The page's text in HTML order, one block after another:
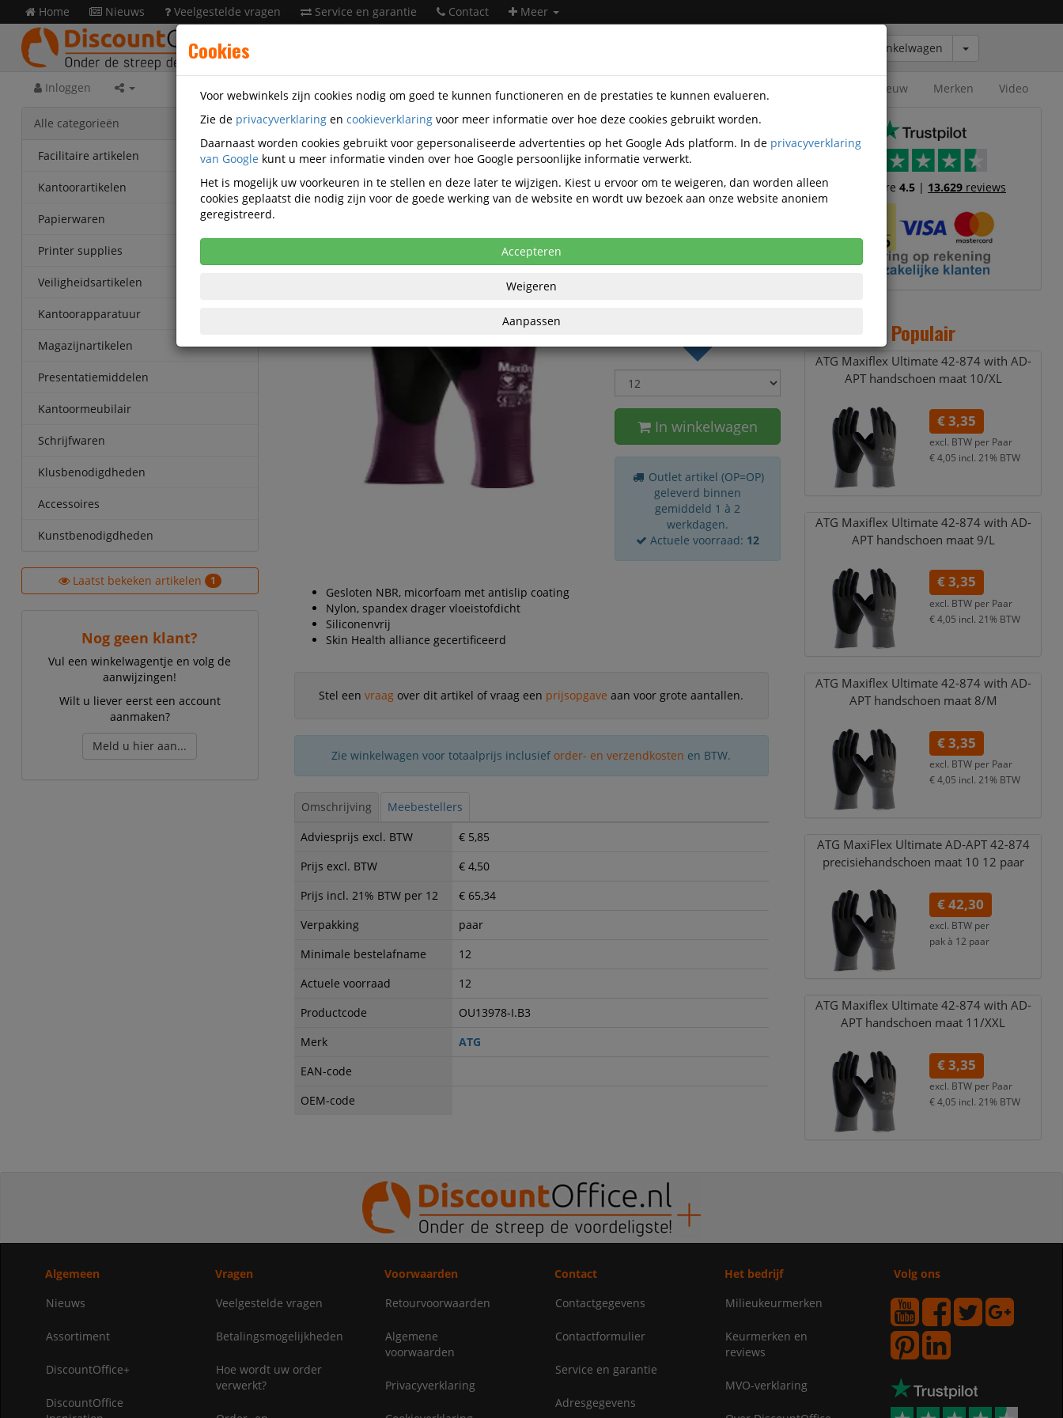
Winkelwagen
Home Nieuws Veelgestelde vragen Service en garantie Contact Meer
Inloggen Nieuw Merken Video
Alle categorieën
Facilitaire artikelen
Kantoorartikelen
Papierwaren
Printer supplies
Veiligheidsartikelen
Kantoorapparatuur
Magazijnartikelen
Presentatiemiddelen
Kantoormeubilair
Schrijfwaren
Klusbenodigdheden
Accessoires
Kunstbenodigdheden
Laatst bekeken artikelen 1
Nog geen klant?
Vul een winkelwagentje en volg de
aanwijzingen!
Wilt u liever eerst een account
aanmaken?
Meld u hier aan...
Veiligheidsartikelen Werkhandschoenen Monteurshandschoenen
ATG
OU13978-I.B3
OUTLET ATG MaxiDry 56-426 handschoen - 11
€ 4,50
In winkelwagen
Outlet artikel (OP=OP)
geleverd binnen
gemiddeld 1 à 2
werkdagen.
Actuele voorraad: 12
Gesloten NBR, micorfoam met antislip coating
Nylon, spandex drager vloeistofdicht
Siliconenvrij
Skin Health alliance gecertificeerd
Stel eenvraag over dit artikel of vraag een prijsopgave aan voor grote aantallen.
Zie winkelwagen voor totaalprijs inclusief order- en verzendkosten en BTW.
Omschrijving
Meebestellers
Adviesprijs excl. BTW
€ 5,85
Prijs excl. BTW
€ 4,50
Prijs incl. 21% BTW per 12
€ 65,34
Verpakking
paar
Minimale bestelafname
12
Actuele voorraad
12
Productcode
OU13978-I.B3
Merk
ATG
EAN-code
OEM-code
Trustscore4.5 | 13.629 reviews
Populair
ATG Maxiflex Ultimate 42-874 with AD-
APT handschoen maat 10/XL
€ 3,35
excl. BTW per Paar
€ 4,05 incl. 21% BTW
ATG Maxiflex Ultimate 42-874 with AD-
APT handschoen maat 9/L
€ 3,35
excl. BTW per Paar
€ 4,05 incl. 21% BTW
ATG Maxiflex Ultimate 42-874 with AD-
APT handschoen maat 8/M
€ 3,35
excl. BTW per Paar
€ 4,05 incl. 21% BTW
ATG MaxiFlex Ultimate AD-APT 42-874
precisiehandschoen maat 10 12 paar
€ 42,30
excl. BTW per
pak à 12 paar
ATG Maxiflex Ultimate 42-874 with AD-
APT handschoen maat 11/XXL
€ 3,35
excl. BTW per Paar
€ 4,05 incl. 21% BTW
Algemeen
Nieuws
Assortiment
DiscountOffice+
DiscountOffice
Vragen
Veelgestelde vragen
Betalingsmogelijkheden
Hoe wordt uw order
verwerkt?
Voorwaarden
Retourvoorwaarden
Algemene
voorwaarden
Privacyverklaring
Contact
Contactgegevens
Contactformulier
Service en garantie
Adresgegevens
Het bedrijf
Milieukeurmerken
Keurmerken en
reviews
MVO-verklaring
Volg ons
Cookies
Voor webwinkels zijn cookies nodig om goed te kunnen functioneren en de prestaties te kunnen evalueren.
Zie de privacyverklaring en cookieverklaring voor meer informatie over hoe deze cookies gebruikt worden.
Daarnaast worden cookies gebruikt voor gepersonaliseerde advertenties op het Google Ads platform. In de privacyverklaring
van Google kunt u meer informatie vinden over hoe Google persoonlijke informatie verwerkt.
Het is mogelijk uw voorkeuren in te stellen en deze later te wijzigen. Kiest u ervoor om te weigeren, dan worden alleen
cookies geplaatst die nodig zijn voor de goede werking van de website en wordt uw bezoek aan onze website anoniem
geregistreerd.
Accepteren
Weigeren
Aanpassen